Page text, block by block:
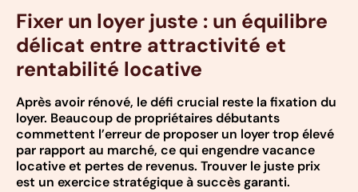
Fixer un loyer juste : un équilibre
délicat entre attractivité et
rentabilité locative
Après avoir rénové, le défi crucial reste la fixation du
loyer. Beaucoup de propriétaires débutants
commettent l’erreur de proposer un loyer trop élevé
par rapport au marché, ce qui engendre vacance
locative et pertes de revenus. Trouver le juste prix
est un exercice stratégique à succès garanti.